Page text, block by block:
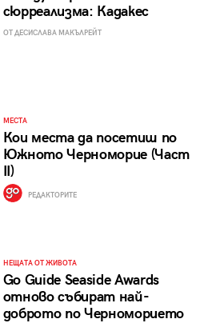
сюрреализма: Кадакес
ОТ ДЕСИСЛАВА МАКЪЛРЕЙТ
МЕСТА
Кои места да посетиш по
Южното Черноморие (Част
II)
РЕДАКТОРИТЕ
НЕЩАТА ОТ ЖИВОТА
Go Guide Seaside Awards
отново събират най-
доброто по Черноморието